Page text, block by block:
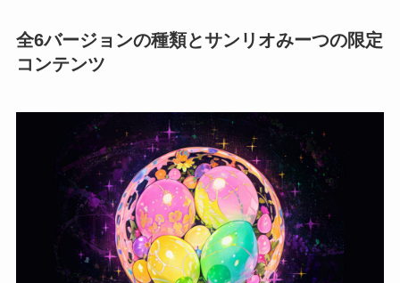
全6バージョンの種類とサンリオみーつの限定
コンテンツ